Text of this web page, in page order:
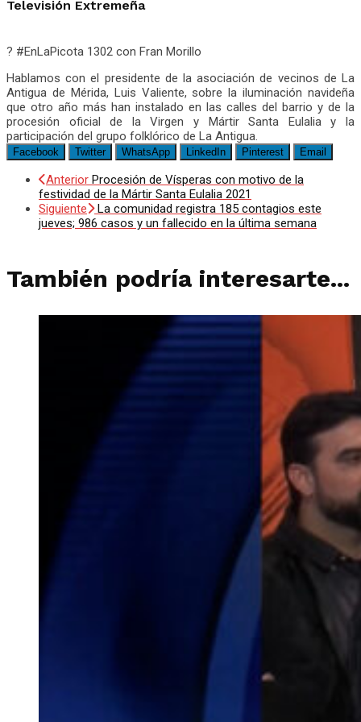
Televisión Extremeña
? #EnLaPicota 1302 con Fran Morillo
Hablamos con el presidente de la asociación de vecinos de La
Antigua de Mérida, Luis Valiente, sobre la iluminación navideña
que otro año más han instalado en las calles del barrio y de la
procesión oficial de la Virgen y Mártir Santa Eulalia y la
participación del grupo folklórico de La Antigua.
Facebook Twitter WhatsApp LinkedIn Pinterest Email
Anterior Procesión de Vísperas con motivo de la
festividad de la Mártir Santa Eulalia 2021
Siguiente
La comunidad registra 185 contagios este
jueves; 986 casos y un fallecido en la última semana
También podría interesarte...